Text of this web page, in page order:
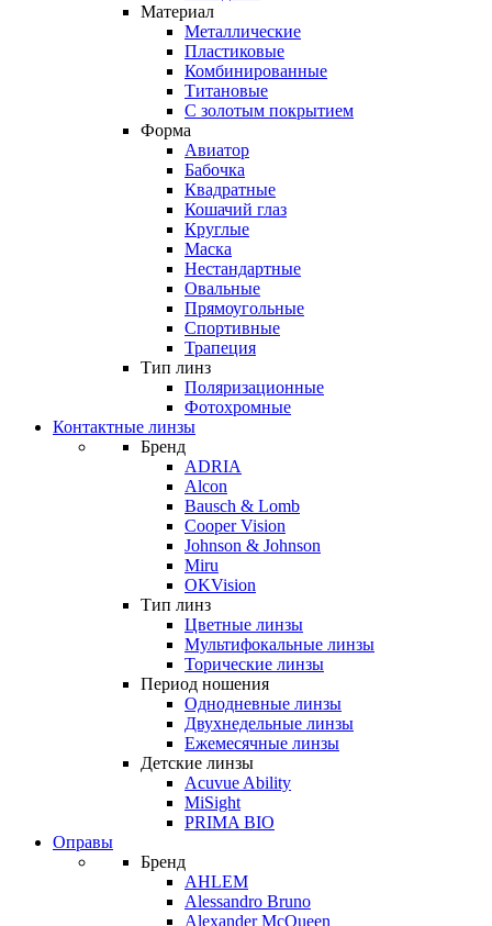
Материал
Металлические
Пластиковые
Комбинированные
Титановые
С золотым покрытием
Форма
Авиатор
Бабочка
Квадратные
Кошачий глаз
Круглые
Маска
Нестандартные
Овальные
Прямоугольные
Спортивные
Трапеция
Тип линз
Поляризационные
Фотохромные
Контактные линзы
Бренд
ADRIA
Alcon
Bausch & Lomb
Cooper Vision
Johnson & Johnson
Miru
OKVision
Тип линз
Цветные линзы
Мультифокальные линзы
Торические линзы
Период ношения
Однодневные линзы
Двухнедельные линзы
Ежемесячные линзы
Детские линзы
Acuvue Ability
MiSight
PRIMA BIO
Оправы
Бренд
AHLEM
Alessandro Bruno
Alexander McQueen